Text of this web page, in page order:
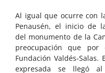
Al igual que ocurre con
Penausén, el inicio de
del monumento de la
preocupación que
Fundación Valdés-
expresada se llegó